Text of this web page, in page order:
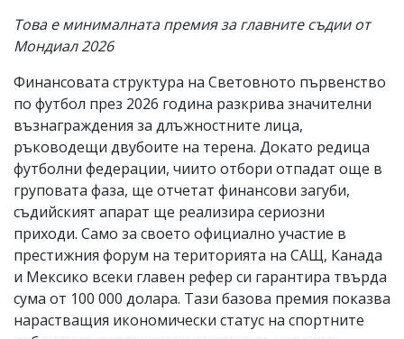
за
тях!
Ако
обиден
за
вас
моля
сигнализирайте
ни!
Това е минималната премия за главните съдии от
Мондиал 2026
Финансовата структура на Световното първенство
по футбол през 2026 година разкрива значителни
възнаграждения за длъжностните лица,
ръководещи двубоите на терена. Докато редица
футболни федерации, чиито отбори отпадат още в
груповата фаза, ще отчетат финансови загуби,
съдийският апарат ще реализира сериозни
приходи. Само за своето официално участие в
престижния форум на територията на САЩ, Канада
и Мексико всеки главен рефер си гарантира твърда
сума от 100 000 долара. Тази базова премия показва
нарастващия икономически статус на спортните